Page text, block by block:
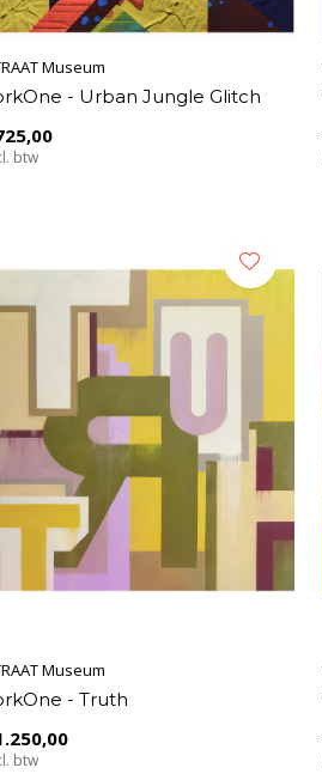
Museum
- Urban Jungle Glitch
btw
Museum
- Truth
btw